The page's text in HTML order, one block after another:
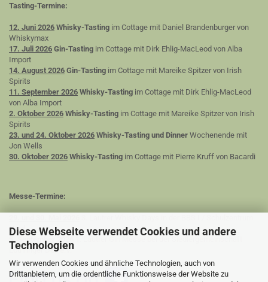
Diese Webseite verwendet Cookies und andere
Technologien
Wir verwenden Cookies und ähnliche Technologien, auch von
Drittanbietern, um die ordentliche Funktionsweise der Website zu
Tasting-Termine:
12. Juni 2026 Whisky-Tasting im Cottage mit Daniel Brandenburger von
Whiskymax
17. Juli 2026 Gin-Tasting im Cottage mit Dirk Ehlig-MacLeod von Alba
Import
14. August 2026 Gin-Tasting im Cottage mit Mareike Spitzer von Irish
Spirits
11. September 2026 Whisky-Tasting im Cottage mit Dirk Ehlig-MacLeod
von Alba Import
2. Oktober 2026 Whisky-Tasting im Cottage mit Mareike Spitzer von Irish
Spirits
23. und 24. Oktober 2026 Whisky-Tasting und Dinner Wochenende mit
Jon Wells
30. Oktober 2026 Whisky-Tasting im Cottage mit Pierre Kruff von Bacardi
Messe-Termine:
Nord
5. September 2026
Lothringer Dell e.V.